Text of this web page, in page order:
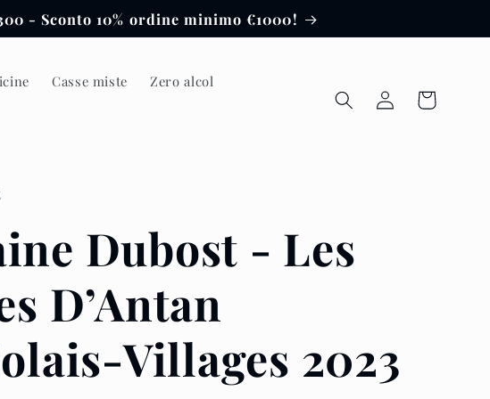
- Sconto 10% ordine minimo €1000!
Casse miste Zero alcol
Accedi Carrello
Dubost - Les
D’Antan
Villages 2023